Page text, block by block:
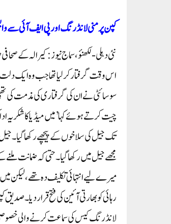
کپن پر منی لانڈرنگ اور پی ایف آئی سے
اس وقت گرفتار کرلیا تھا جب وہ ایک دلت
سوسائٹی نے ان کی گرفتاری کی مذمت کی
تک جیل کی سلاخوں کے پیچھے رکھا گیا۔
میرے لیے انتہائی تکلیف دہ تھے، لیکن
رہائی کو بھارتی آئین کی فتح قرار
لانڈرنگ کیس کی سماعت کرنے والی